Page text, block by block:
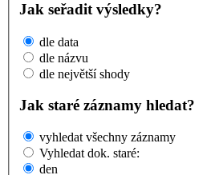
Jak seřadit výsledky?
dle data
dle názvu
dle největší shody
Jak staré záznamy hledat?
vyhledat všechny záznamy
Vyhledat dok. staré:
den